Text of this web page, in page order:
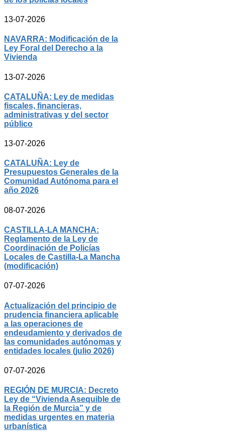
13-07-2026
NAVARRA: Modificación de la
Ley Foral del Derecho a la
Vivienda
13-07-2026
CATALUÑA: Ley de medidas
fiscales, financieras,
administrativas y del sector
público
13-07-2026
CATALUÑA: Ley de
Presupuestos Generales de la
Comunidad Autónoma para el
año 2026
08-07-2026
CASTILLA-LA MANCHA:
Reglamento de la Ley de
Coordinación de Policías
Locales de Castilla-La Mancha
(modificación)
07-07-2026
Actualización del principio de
prudencia financiera aplicable
a las operaciones de
endeudamiento y derivados de
las comunidades autónomas y
entidades locales (julio 2026)
07-07-2026
REGIÓN DE MURCIA: Decreto
Ley de “Vivienda Asequible de
la Región de Murcia” y de
medidas urgentes en materia
urbanística